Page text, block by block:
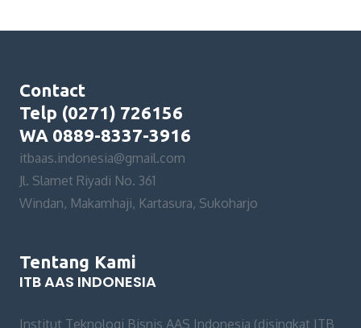
Contact
Telp (0271) 726156
WA 0889-8337-3916
itbaas.indonesia@gmail.com
Jl. Slamet Riyadi No. 361
Windan, Makamhaji, Kartasura, Sukoharjo
Tentang Kami
ITB AAS INDONESIA
Institut Teknologi Bisnis AAS Indonesia (disingkat ITB